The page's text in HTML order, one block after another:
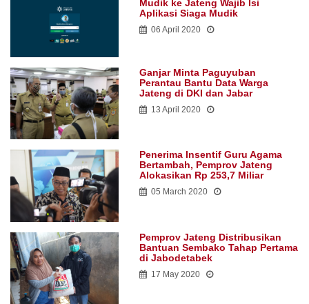
Mudik ke Jateng Wajib Isi
Aplikasi Siaga Mudik
06 April 2020
Ganjar Minta Paguyuban
Perantau Bantu Data Warga
Jateng di DKI dan Jabar
13 April 2020
Penerima Insentif Guru Agama
Bertambah, Pemprov Jateng
Alokasikan Rp 253,7 Miliar
05 March 2020
Pemprov Jateng Distribusikan
Bantuan Sembako Tahap Pertama
di Jabodetabek
17 May 2020